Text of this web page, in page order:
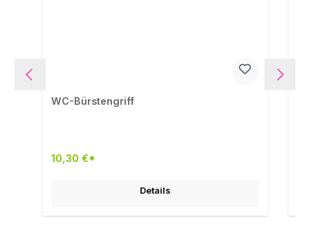
WC-Bürstengriff
10,30 €*
Details